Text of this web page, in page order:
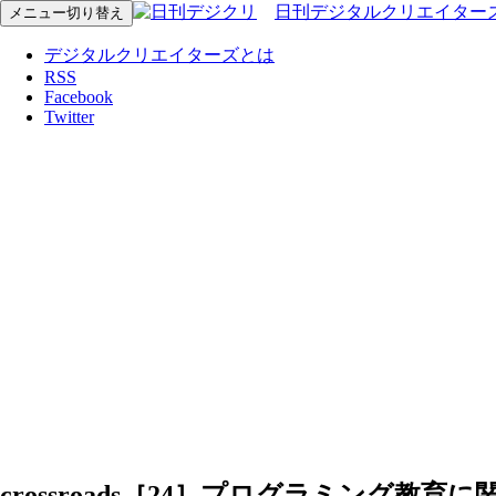
メニュー切り替え 日刊デジタルクリエイター
デジタルクリエイターズとは
RSS
Facebook
Twitter